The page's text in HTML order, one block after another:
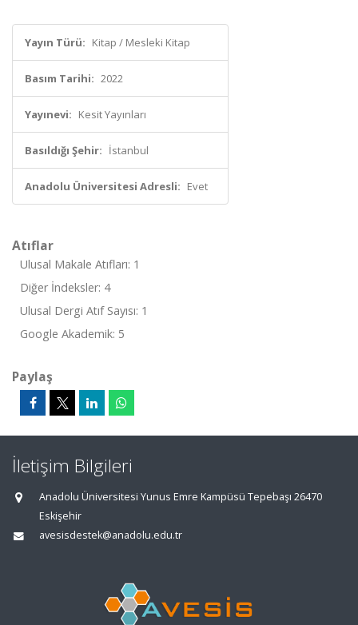
Yayın Türü: Kitap / Mesleki Kitap
Basım Tarihi: 2022
Yayınevi: Kesit Yayınları
Basıldığı Şehir: İstanbul
Anadolu Üniversitesi Adresli: Evet
Atıflar
Ulusal Makale Atıfları: 1
Diğer İndeksler: 4
Ulusal Dergi Atıf Sayısı: 1
Google Akademik: 5
Paylaş
İletişim Bilgileri
Anadolu Üniversitesi Yunus Emre Kampüsü Tepebaşı 26470
Eskişehir
avesisdestek@anadolu.edu.tr